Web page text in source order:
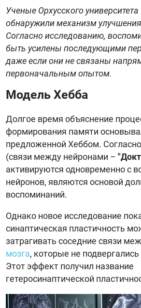
Ученые Орхусского
обнаружили механизм
Согласно исследованию,
быть усилены последующими
даже если они не связаны
первоначальным опытом.
Модель Хебба
Долгое время объяснение
формирования памяти
предложенной Хеббом.
(связи между нейронами –
активируются одновременно с
нейронов, являются основой
воспоминаний.
Однако новое исследование
синаптическая пластичность
затрагивать соседние связи
мозга, которые не
Этот эффект получил название
гетеросинаптической